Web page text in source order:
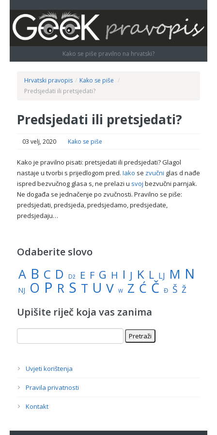
Kako se piše pravilno na hrvatski?
Hrvatski pravopis / Kako se piše /
Predsjedati ili pretsjedati?
Predsjedati ili pretsjedati?
03 velj, 2020 Kako se piše
Kako je pravilno pisati: pretsjedati ili predsjedati? Glagol
nastaje u tvorbi s prijedlogom pred. Iako se zvučni glas d nađe
ispred bezvučnog glasa s, ne prelazi u svoj bezvučni parnjak.
Ne događa se jednačenje po zvučnosti. Pravilno se piše:
predsjedati, predsjeda, predsjedamo, predsjedate,
predsjedaju…
Odaberite slovo
A B C D Dž E F G H I J K L LJ M N
NJ O P R S T U V W Z Ć Č Đ Š Ž
Upišite riječ koja vas zanima
Uvjeti korištenja
Pravila privatnosti
Kontakt